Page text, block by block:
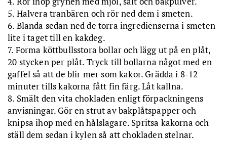
5. Halvera tranbären och rör ned dem i smeten.
6. Blanda sedan ned de torra ingredienserna i smeten
lite i taget till en kakdeg.
7. Forma köttbullsstora bollar och lägg ut på en plåt,
20 stycken per plåt. Tryck till bollarna något med en
gaffel så att de blir mer som kakor. Grädda i 8-12
minuter tills kakorna fått fin färg. Låt kallna.
8. Smält den vita chokladen enligt förpackningens
anvisningar. Gör en strut av bakplåtspapper och
knipsa ihop med en hålslagare. Spritsa kakorna och
ställ dem sedan i kylen så att chokladen stelnar.